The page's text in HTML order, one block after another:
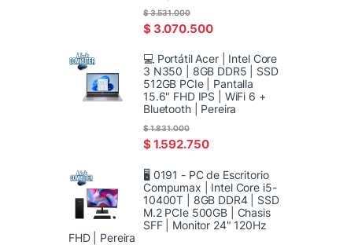
$3.070.500
$3.531.000
💻 Portátil Acer | Intel Core
3 N350 | 8GB DDR5 | SSD
512GB PCIe | Pantalla
15.6" FHD IPS | WiFi 6 +
Bluetooth | Pereira
$1.592.750
$1.831.000
🖥️ 0191 - PC de Escritorio
Compumax | Intel Core i5-
10400T | 8GB DDR4 | SSD
M.2 PCIe 500GB | Chasis
SFF | Monitor 24" 120Hz
FHD | Pereira